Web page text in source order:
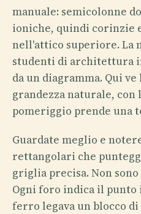
manuale: semicolonne
ioniche, quindi corinzie
nell'attico superiore. La
studenti di architettura
da un diagramma. Qui
grandezza naturale, con
pomeriggio prende una
Guardate meglio e
rettangolari che
griglia precisa. Non
Ogni foro indica il
ferro legava un blocco